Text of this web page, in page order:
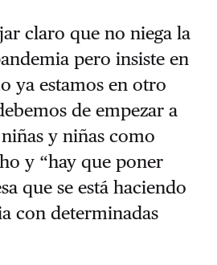
claro que no niega la
pero insiste en
ya estamos en otro
de empezar a
y niñas como
y “hay que poner
que se está haciendo
con determinadas